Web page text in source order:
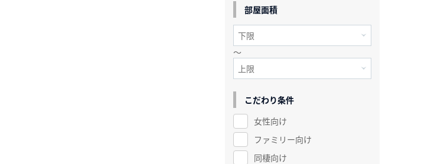
部屋面積
～
こだわり条件
女性向け
ファミリー向け
同棲向け